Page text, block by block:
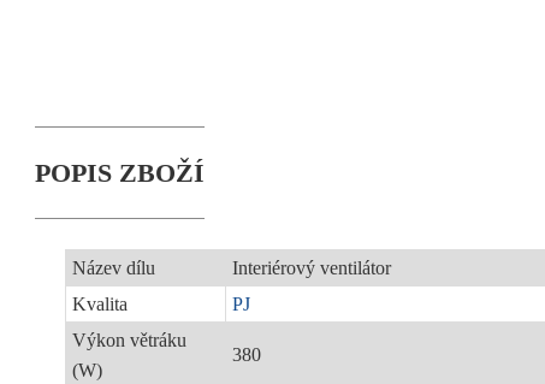
POPIS ZBOŽÍ
Název dílu
Interiérový ventilátor
Kvalita
PJ
Výkon větráku
(W)
380